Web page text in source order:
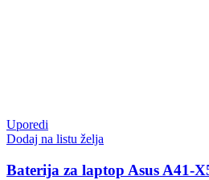
Uporedi
Dodaj na listu želja
Baterija za laptop Asus A41-